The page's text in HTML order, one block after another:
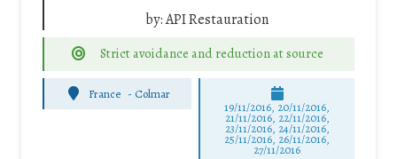
by:API Restauration
Strict avoidance and reduction at source
France - Colmar
19/11/2016, 20/11/2016,
21/11/2016, 22/11/2016,
23/11/2016, 24/11/2016,
25/11/2016, 26/11/2016,
27/11/2016